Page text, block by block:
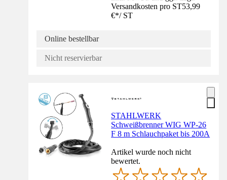
Versandkosten pro ST53,99
€*/ ST
Online bestellbar
Nicht reservierbar
STAHLWERK
Schweißbrenner WIG WP-26
F 8 m Schlauchpaket bis 200A
Artikel wurde noch nicht
bewertet.